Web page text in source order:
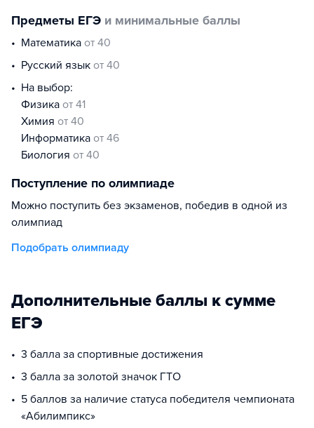
Предметы ЕГЭ и минимальные баллы
математика от 40
русский язык от 40
На выбор:
физика от 41
химия от 40
информатика от 46
биология от 40
Поступление по олимпиаде
Можно поступить без экзаменов, победив в одной из
олимпиад
Подобрать олимпиаду
Дополнительные баллы к сумме
ЕГЭ
3 балла за спортивные достижения
3 балла за золотой значок ГТО
5 баллов за наличие статуса победителя чемпионата
«Абилимпикс»